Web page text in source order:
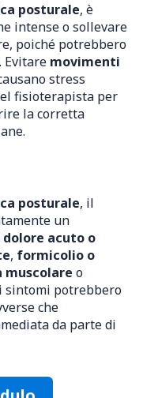
posturale, è
intense o sollevare
poiché potrebbero
Evitare movimenti
stress
fisioterapista per
la corretta
posturale, il
un
dolore acuto o
, formicolio o
muscolare o
sintomi potrebbero
che
da parte di